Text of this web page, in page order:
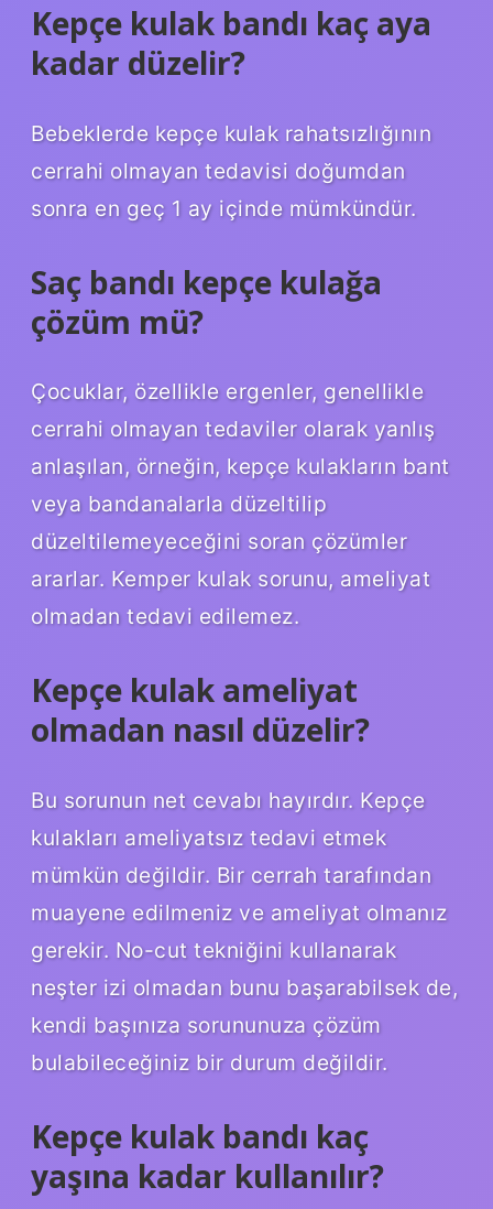
Kepçe kulak bandı kaç aya
kadar düzelir?
Bebeklerde kepçe kulak rahatsızlığının
cerrahi olmayan tedavisi doğumdan
sonra en geç 1 ay içinde mümkündür.
Saç bandı kepçe kulağa
çözüm mü?
Çocuklar, özellikle ergenler, genellikle
cerrahi olmayan tedaviler olarak yanlış
anlaşılan, örneğin, kepçe kulakların bant
veya bandanalarla düzeltilip
düzeltilemeyeceğini soran çözümler
ararlar. Kemper kulak sorunu, ameliyat
olmadan tedavi edilemez.
Kepçe kulak ameliyat
olmadan nasıl düzelir?
Bu sorunun net cevabı hayırdır. Kepçe
kulakları ameliyatsız tedavi etmek
mümkün değildir. Bir cerrah tarafından
muayene edilmeniz ve ameliyat olmanız
gerekir. No-cut tekniğini kullanarak
neşter izi olmadan bunu başarabilsek de,
kendi başınıza sorununuza çözüm
bulabileceğiniz bir durum değildir.
Kepçe kulak bandı kaç
yaşına kadar kullanılır?